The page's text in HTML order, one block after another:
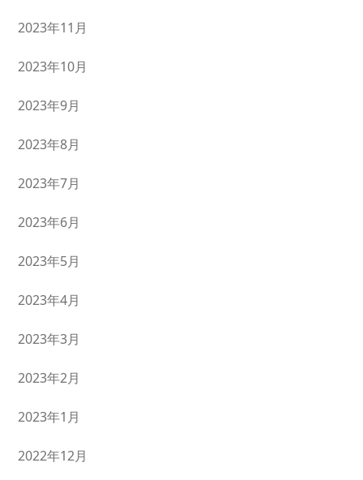
2023年11月
2023年10月
2023年9月
2023年8月
2023年7月
2023年6月
2023年5月
2023年4月
2023年3月
2023年2月
2023年1月
2022年12月